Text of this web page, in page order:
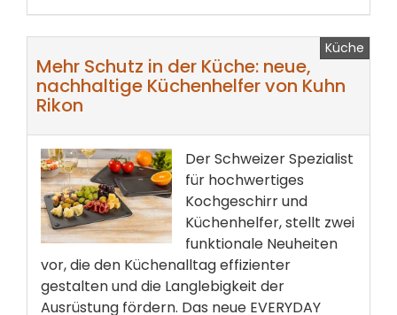
Küche
Mehr Schutz in der Küche: neue,
nachhaltige Küchenhelfer von Kuhn
Rikon
Der Schweizer Spezialist
für hochwertiges
Kochgeschirr und
Küchenhelfer, stellt zwei
funktionale Neuheiten
vor, die den Küchenalltag effizienter
gestalten und die Langlebigkeit der
Ausrüstung fördern. Das neue EVERYDAY